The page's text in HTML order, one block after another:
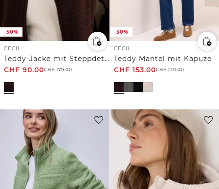
-50%
CECIL
Teddy-Jacke mit Steppdetails
CHF 90.00CHF179.00
-30%
CECIL
Teddy Mantel mit Kapuze
CHF 153.00CHF219.00